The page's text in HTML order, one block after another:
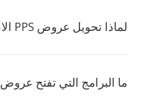
لماذا تحويل عروض PPS الانسيابية؟
ما البرامج التي تفتح عروض PPS؟